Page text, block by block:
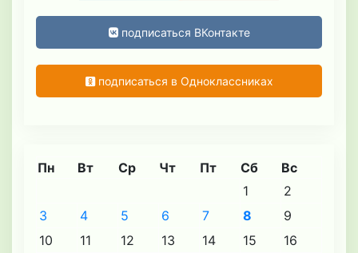
подписаться ВКонтакте
подписаться в Одноклассниках
Пн Вт Ср Чт Пт Сб Вс
1
2
3
4 5 6 7 8
9
10
11 12 13 14 15
16